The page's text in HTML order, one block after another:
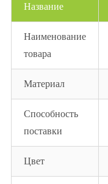
Название
Наименование
товара
Материал
Способность
поставки
Цвет